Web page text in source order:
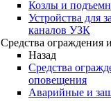
Козлы и
Устройства для
каналов УЗК
Средства ограждения
Назад
Средства
оповещения
Аварийные и